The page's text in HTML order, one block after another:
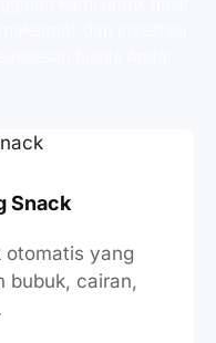
Snack
otomatis yang
bubuk, cairan,